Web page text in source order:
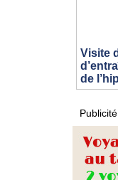
Visite
de
Publicité